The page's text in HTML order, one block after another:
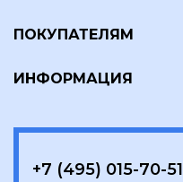
ПОКУПАТЕЛЯМ
ИНФОРМАЦИЯ
+7 (495) 015-70-51